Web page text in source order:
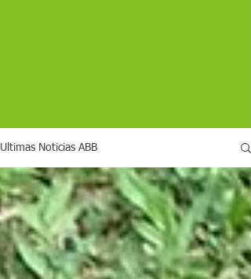
Ultimas Noticias ABB